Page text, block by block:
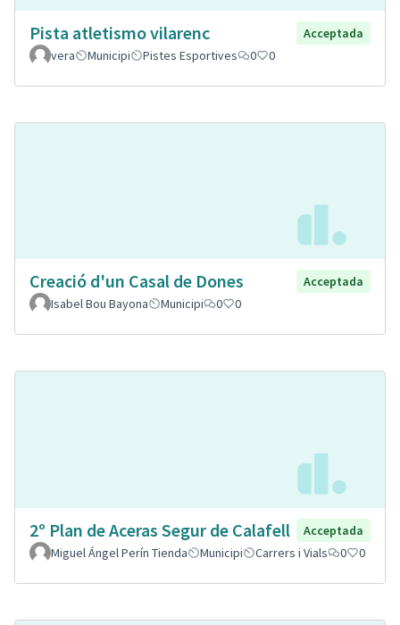
Pista atletismo vilarenc
Acceptada
vera
Municipi Pistes Esportives 0 0
Creació d'un Casal de Dones
Acceptada
Isabel Bou Bayona
Municipi 0 0
2º Plan de Aceras Segur de Calafell
Acceptada
Miguel Ángel Perín Tienda
Municipi Carrers i Vials 0 0